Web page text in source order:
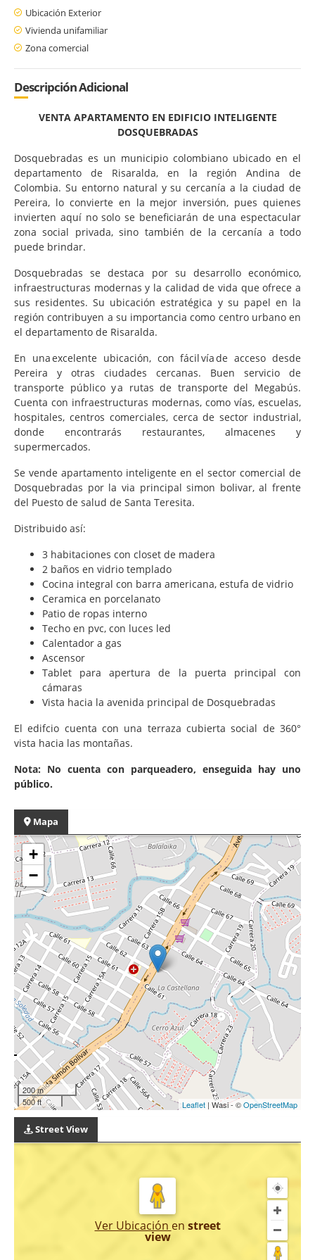
Ubicación Exterior
Vivienda unifamiliar
Zona comercial
Descripción Adicional
VENTA APARTAMENTO EN EDIFICIO INTELIGENTE
DOSQUEBRADAS
Dosquebradas es un municipio colombiano ubicado en el
departamento de Risaralda, en la región Andina de
Colombia. Su entorno natural y su cercanía a la ciudad de
Pereira, lo convierte en la mejor inversión, pues quienes
invierten aquí no solo se beneficiarán de una espectacular
zona social privada, sino también de la cercanía a todo
puede brindar.
Dosquebradas se destaca por su desarrollo económico,
infraestructuras modernas y la calidad de vida que ofrece a
sus residentes. Su ubicación estratégica y su papel en la
región contribuyen a su importancia como centro urbano en
el departamento de Risaralda.
En una excelente ubicación, con fácil vía de acceso desde
Pereira y otras ciudades cercanas. Buen servicio de
transporte público y a rutas de transporte del Megabús.
Cuenta con infraestructuras modernas, como vías, escuelas,
hospitales, centros comerciales, cerca de sector industrial,
donde encontrarás restaurantes, almacenes y
supermercados.
Se vende apartamento inteligente en el sector comercial de
Dosquebradas por la via principal simon bolivar, al frente
del Puesto de salud de Santa Teresita.
Distribuido así:
3 habitaciones con closet de madera
2 baños en vidrio templado
Cocina integral con barra americana, estufa de vidrio
Ceramica en porcelanato
Patio de ropas interno
Techo en pvc, con luces led
Calentador a gas
Ascensor
Tablet para apertura de la puerta principal con
cámaras
Vista hacia la avenida principal de Dosquebradas
El edifcio cuenta con una terraza cubierta social de 360°
vista hacia las montañas.
Nota: No cuenta con parqueadero, enseguida hay uno
público.
Mapa
+
−
200 m
500 ft
Leaflet | Wasi - ©OpenStreetMap
Street View
Ver Ubicación en street
view